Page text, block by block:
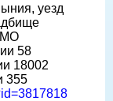
уезд
58
18002
355